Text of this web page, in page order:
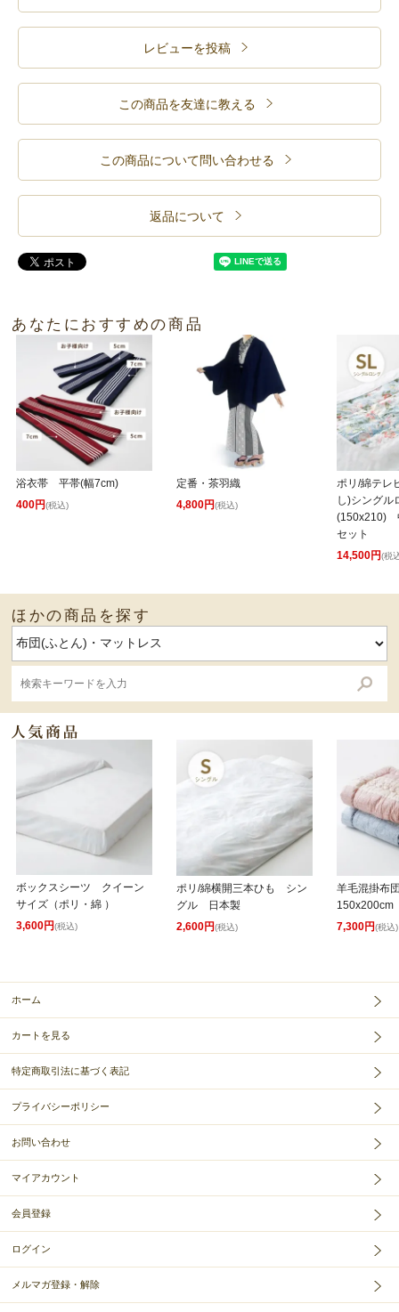
レビューを投稿
この商品を友達に教える
この商品について問い合わせる
返品について
あなたにおすすめの商品
浴衣帯 平帯(幅7cm)
400円(税込)
定番・茶羽織
4,800円(税込)
ポリ/綿テレ
し)シングル
(150x210)
セット
14,500円(税
ほかの商品を探す
ボックスシーツ クイーン
サイズ（ポリ・綿 ）
3,600円(税込)
ポリ/綿横開三本ひも シン
グル 日本製
2,600円(税込)
羊毛混掛布
150x200cm
7,300円(税込)
ホーム
カートを見る
特定商取引法に基づく表記
プライバシーポリシー
お問い合わせ
マイアカウント
会員登録
ログイン
メルマガ登録・解除